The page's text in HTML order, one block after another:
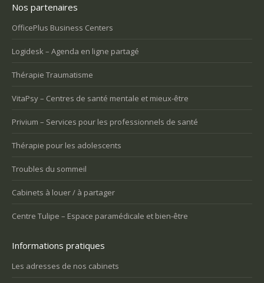
Nos partenaires
OfficePlus Business Centers
Logidesk – Agenda en ligne partagé
Thérapie Traumatisme
VitaPsy – Centres de santé mentale et mieux-être
Privium – Services pour les professionnels de santé
Thérapie pour les adolescents
Troubles du sommeil
Cabinets à louer / à partager
Centre Tulipe – Espace paramédicale et bien-être
Informations pratiques
Les adresses de nos cabinets